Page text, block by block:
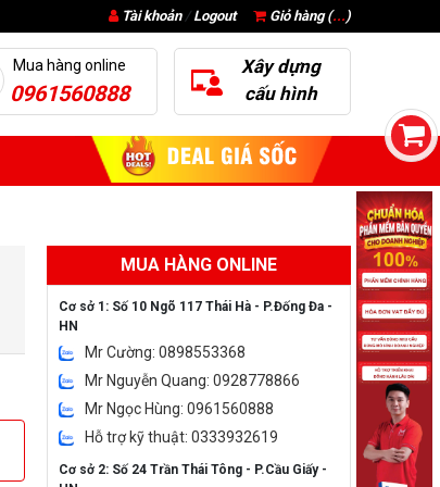
Giỏ hàng (...)
Tài khoản/ Logout
Mua hàng online
0961560888
Xây dựng
cấu hình
MUA HÀNG ONLINE
Cơ sở 1: Số 10 Ngõ 117 Thái Hà - P.Đống Đa -
HN
Mr Cường: 0898553368
Mr Nguyễn Quang: 0928778866
Mr Ngọc Hùng: 0961560888
Hỗ trợ kỹ thuật: 0333932619
Cơ sở 2: Số 24 Trần Thái Tông - P.Cầu Giấy -